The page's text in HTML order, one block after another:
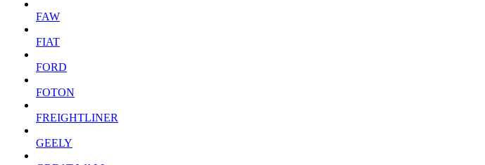
FAW
FIAT
FORD
FOTON
FREIGHTLINER
GEELY